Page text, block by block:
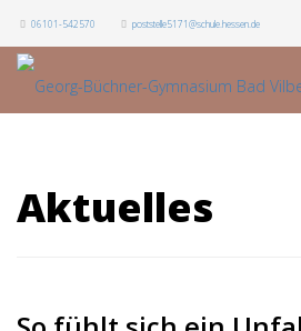
06101-542570 poststelle5171@schule.hessen.de
Aktuelles